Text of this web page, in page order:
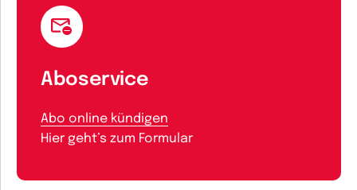
Aboservice
Abo online kündigen
Hier geht’s zum Formular